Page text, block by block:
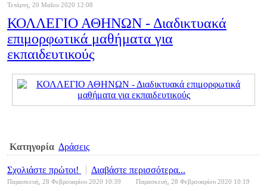
Τετάρτη, 20 Μαΐου 2020 12:08
ΚΟΛΛΕΓΙΟ ΑΘΗΝΩΝ - Διαδικτυακά
επιμορφωτικά μαθήματα για
εκπαιδευτικούς
Κατηγορία Δράσεις
Σχολιάστε πρώτοι! Διαβάστε περισσότερα...
Παρασκευή, 28 Φεβρουαρίου 2020 10:39 Παρασκευή, 28 Φεβρουαρίου 2020 10:19